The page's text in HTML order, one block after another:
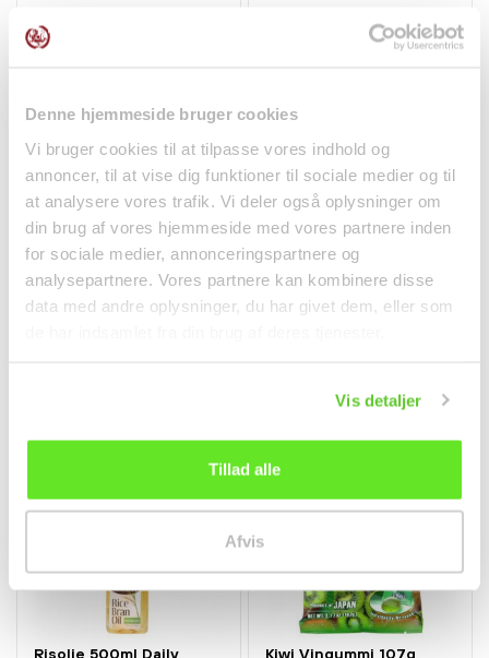
Denne hjemmeside bruger cookies
Vi bruger cookies til at tilpasse vores indhold og
annoncer, til at vise dig funktioner til sociale medier og til
at analysere vores trafik. Vi deler også oplysninger om
din brug af vores hjemmeside med vores partnere inden
for sociale medier, annonceringspartnere og
analysepartnere. Vores partnere kan kombinere disse
data med andre oplysninger, du har givet dem, eller som
Vis detaljer
Tillad alle
Afvis
eller som et spændende twist i dine egne opskrifter.
Bemærk også, at man ikke bør sluge/indtage disse
Kimchi Pasta 450g
Ingefær Pasta 300g
ASHOKA
Risolie 500ml Daily
Kiwi Vingummi 107g